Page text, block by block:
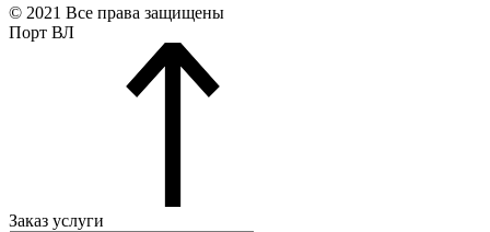
© 2021 Все права защищены
Порт ВЛ
Заказ услуги